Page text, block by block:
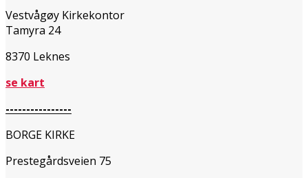
Vestvågøy Kirkekontor
Tamyra 24
8370 Leknes
se kart
----------------
BORGE KIRKE
Prestegårdsveien 75